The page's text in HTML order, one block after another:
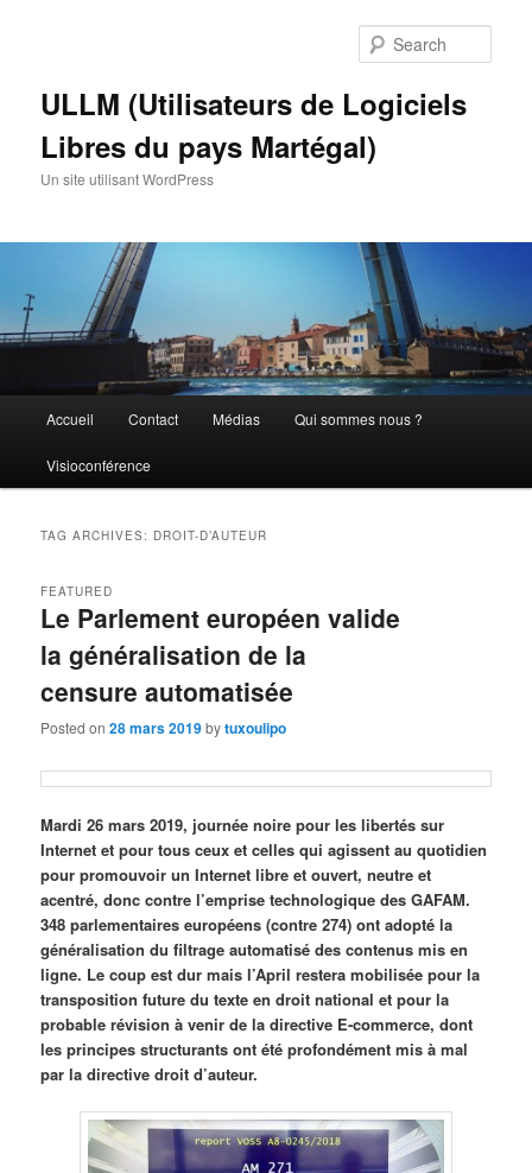
ULLM (Utilisateurs de Logiciels
Libres du pays Martégal)
Un site utilisant WordPress
Accueil Contact Médias Qui sommes nous ?
Visioconférence
TAG ARCHIVES: DROIT-D’AUTEUR
Le Parlement européen valide
la généralisation de la
censure automatisée
FEATURED
Posted on28 mars 2019bytuxoulipo
Mardi 26 mars 2019, journée noire pour les libertés sur
Internet et pour tous ceux et celles qui agissent au quotidien
pour promouvoir un Internet libre et ouvert, neutre et
acentré, donc contre l’emprise technologique des GAFAM.
348 parlementaires européens (contre 274) ont adopté la
généralisation du filtrage automatisé des contenus mis en
ligne. Le coup est dur mais l’April restera mobilisée pour la
transposition future du texte en droit national et pour la
probable révision à venir de la directive E-commerce, dont
les principes structurants ont été profondément mis à mal
par la directive droit d’auteur.